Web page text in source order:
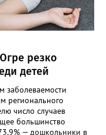
резко
детей
заболеваемости
регионального
число случаев
большинство
— дошкольники в